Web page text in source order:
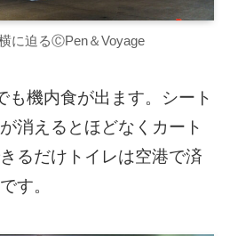
に迫るⒸPen＆Voyage
も機内食が出ます。シート
消えるとほどなくカート
るだけトイレは空港で済
す。